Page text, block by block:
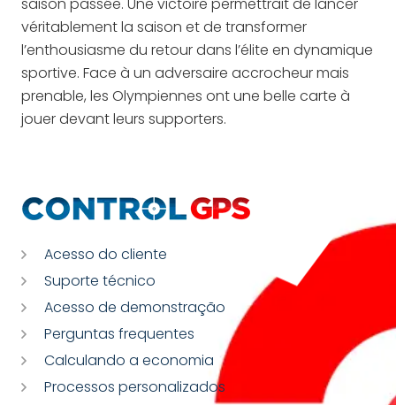
véritablement la saison et de transformer
l’enthousiasme du retour dans l’élite en dynamique
sportive. Face à un adversaire accrocheur mais
prenable, les Olympiennes ont une belle carte à
jouer devant leurs supporters.
Acesso do cliente
Suporte técnico
Acesso de demonstração
Perguntas frequentes
Calculando a economia
Processos personalizados